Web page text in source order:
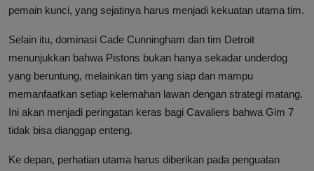
pemain kunci, yang sejatinya harus menjadi kekuatan utama tim.
Selain itu, dominasi Cade Cunningham dan tim Detroit
menunjukkan bahwa Pistons bukan hanya sekadar underdog
yang beruntung, melainkan tim yang siap dan mampu
memanfaatkan setiap kelemahan lawan dengan strategi matang.
Ini akan menjadi peringatan keras bagi Cavaliers bahwa Gim 7
tidak bisa dianggap enteng.
Ke depan, perhatian utama harus diberikan pada penguatan